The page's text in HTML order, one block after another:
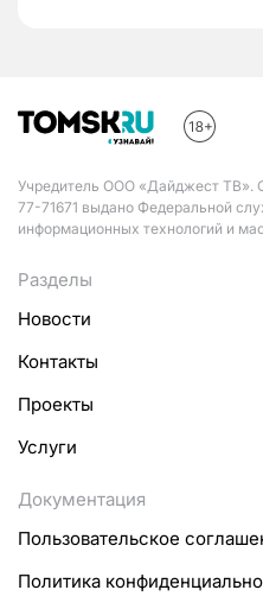
Учредитель ООО «Дайджест
77-71671 выдано Федеральной
информационных технологий и
Разделы
Новости
Контакты
Проекты
Услуги
Документация
Пользовательское
Политика